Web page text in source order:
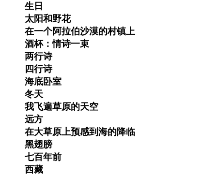
生日
太阳和野花
在一个阿拉伯沙漠的村镇上
酒杯：情诗一束
两行诗
四行诗
海底卧室
冬天
我飞遍草原的天空
远方
在大草原上预感到海的降临
黑翅膀
七百年前
西藏